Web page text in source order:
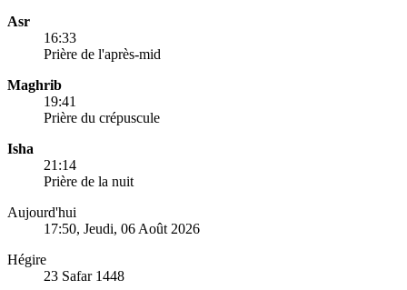
Asr
16:33
Prière de l'après-mid
Maghrib
19:41
Prière du crépuscule
Isha
21:14
Prière de la nuit
Aujourd'hui
17:50, Jeudi, 06 Août 2026
Hégire
23 Safar 1448